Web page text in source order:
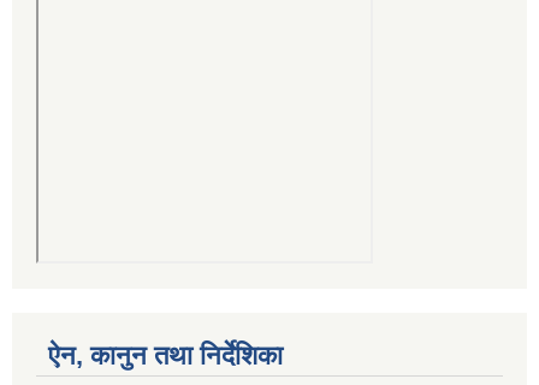
ऐन, कानुन तथा निर्देशिका